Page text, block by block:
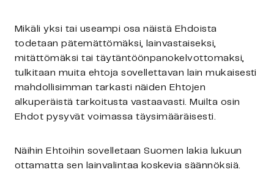
Mikäli yksi tai useampi osa näistä Ehdoista
todetaan pätemättömäksi, lainvastaiseksi,
mitättömäksi tai täytäntöönpanokelvottomaksi,
tulkitaan muita ehtoja sovellettavan lain mukaisesti
mahdollisimman tarkasti näiden Ehtojen
alkuperäistä tarkoitusta vastaavasti. Muilta osin
Ehdot pysyvät voimassa täysimääräisesti.
Näihin Ehtoihin sovelletaan Suomen lakia lukuun
ottamatta sen lainvalintaa koskevia säännöksiä.